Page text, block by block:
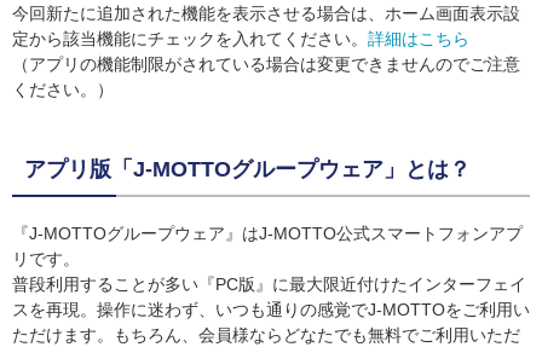
今回新たに追加された機能を表示させる場合は、ホーム画面表示設
定から該当機能にチェックを入れてください。 詳細はこちら
（アプリの機能制限がされている場合は変更できませんのでご注意
ください。）
アプリ版「J-MOTTOグループウェア」とは？
『J-MOTTOグループウェア』はJ-MOTTO公式スマートフォンアプ
リです。
普段利用することが多い『PC版』に最大限近付けたインターフェイ
スを再現。操作に迷わず、いつも通りの感覚でJ-MOTTOをご利用い
ただけます。もちろん、会員様ならどなたでも無料でご利用いただ